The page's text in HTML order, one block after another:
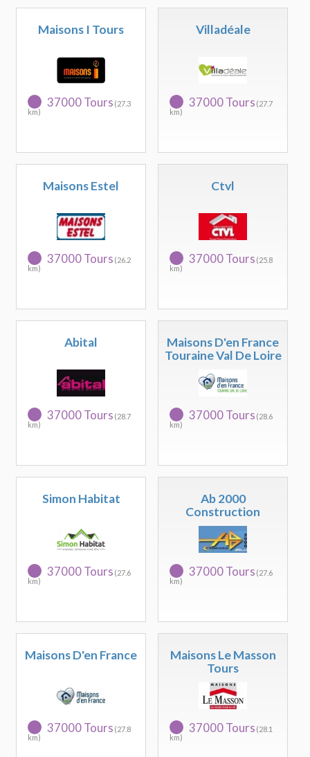
Maisons I Tours
37000 Tours (27.3
km)
Villadéale
37000 Tours (27.7
km)
Maisons Estel
37000 Tours (26.2
km)
Ctvl
37000 Tours (25.8
km)
Abital
37000 Tours (28.7
km)
Maisons D'en France
Touraine Val De Loire
37000 Tours (28.6
km)
Simon Habitat
37000 Tours (27.6
km)
Ab 2000
Construction
37000 Tours (27.6
km)
Maisons D'en France
37000 Tours (27.8
km)
Maisons Le Masson
Tours
37000 Tours (28.1
km)